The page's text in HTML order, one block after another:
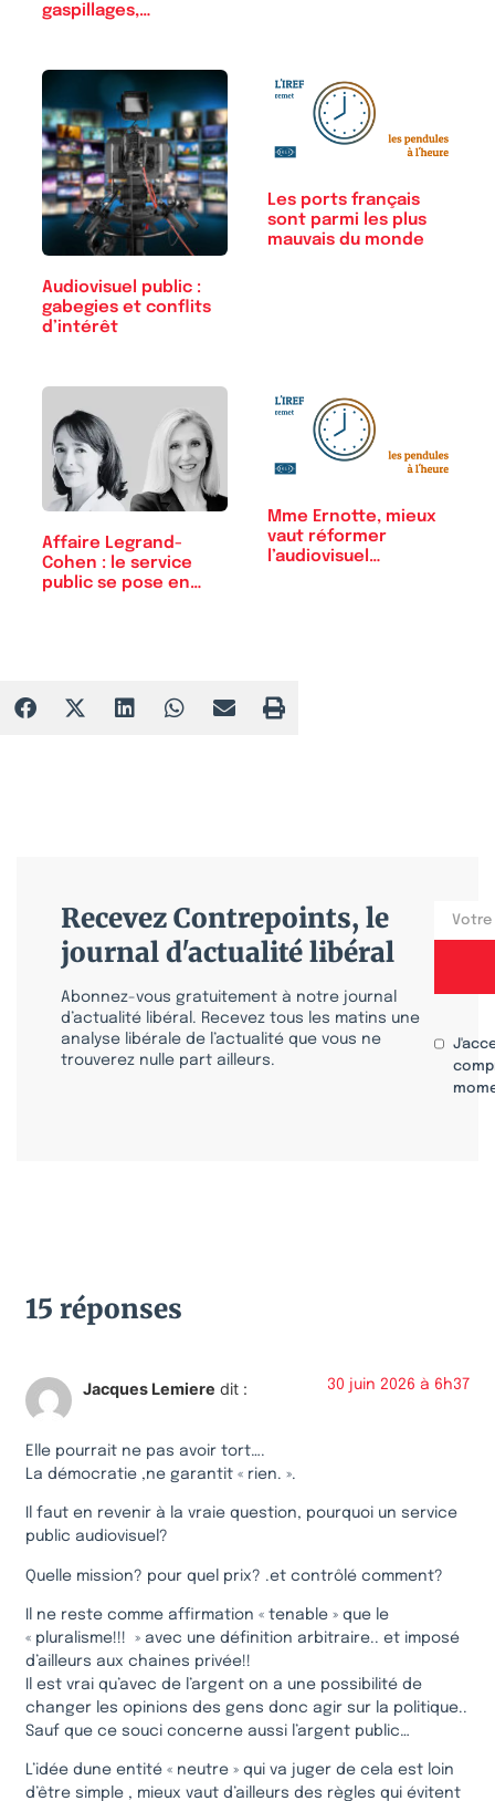
gaspillages,…
Audiovisuel public :
gabegies et conflits
d’intérêt
Les ports français
sont parmi les plus
mauvais du monde
Affaire Legrand-
Cohen : le service
public se pose en
Mme Ernotte, mieux
vaut réformer
l’audiovisuel…
Recevez Contrepoints, le
journal d'actualité libéral
Abonnez-vous gratuitement à notre journal
d’actualité libéral. Recevez tous les matins une
analyse libérale de l’actualité que vous ne
trouverez nulle part ailleurs.
15 réponses
Jacques Lemiere dit : 30 juin 2026 à 6h37
Elle pourrait ne pas avoir tort….
La démocratie ,ne garantit « rien. ».
Il faut en revenir à la vraie question, pourquoi un service
public audiovisuel?
Quelle mission? pour quel prix? .et contrôlé comment?
Il ne reste comme affirmation « tenable » que le
« pluralisme!!! » avec une définition arbitraire.. et imposé
d’ailleurs aux chaines privée!!
Il est vrai qu’avec de l’argent on a une possibilité de
changer les opinions des gens donc agir sur la politique..
Sauf que ce souci concerne aussi l’argent public…
L’idée dune entité « neutre » qui va juger de cela est loin
d’être simple , mieux vaut d’ailleurs des règles qui évitent